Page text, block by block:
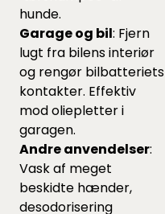
hunde.
Garage og bil: Fjern
lugt fra bilens interiør
og rengør bilbatteriets
kontakter. Effektiv
mod oliepletter i
garagen.
Andre anvendelser:
Vask af meget
beskidte hænder,
desodorisering